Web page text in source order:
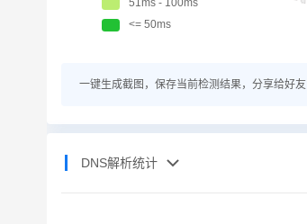
一键生成截图，保存当前检测结果，分享给好友
DNS解析统计